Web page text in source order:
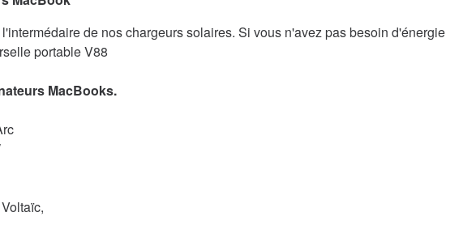
de nos chargeurs solaires. Si vous n'avez pas besoin d'énergie
portable V88
MacBooks.